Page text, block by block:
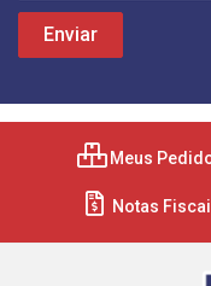
Meus
Notas